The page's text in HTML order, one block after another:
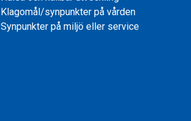
Klagomål/synpunkter på vården
Synpunkter på miljö eller service